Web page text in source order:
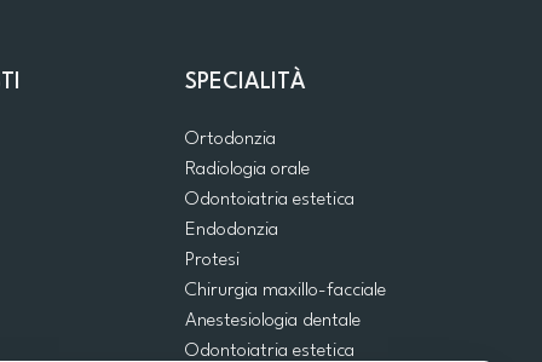
SPECIALITÀ
Ortodonzia
Radiologia orale
Odontoiatria estetica
Endodonzia
Protesi
Chirurgia maxillo-facciale
Anestesiologia dentale
Odontoiatria estetica